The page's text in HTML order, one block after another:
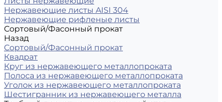
Нержавеющие листы AISI 304
Нержавеющие рифленые листы
Сортовый/Фасонный прокат
Назад
Сортовый/Фасонный прокат
Квадрат
Круг из нержавеющего металлопроката
Полоса из нержавеющего металлопроката
Уголок из нержавеющего металлопроката
Шестигранник из нержавеющего металла